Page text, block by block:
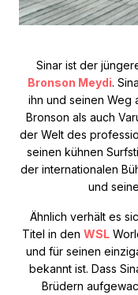
Sinar ist der
Bronson Meydi.
ihn und seinen Weg
Bronson als auch
der Welt des
seinen kühnen
der internationalen
und
Ähnlich verhält es
Titel in den WSL
und für seinen
bekannt ist. Dass
Brüdern